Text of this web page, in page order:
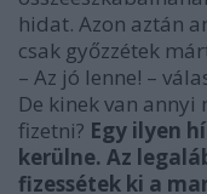
hidat. Azon aztán
csak győzzétek
– Az jó lenne! –
De kinek van
fizetni? Egy ilyen
kerülne. Az
fizessétek ki a